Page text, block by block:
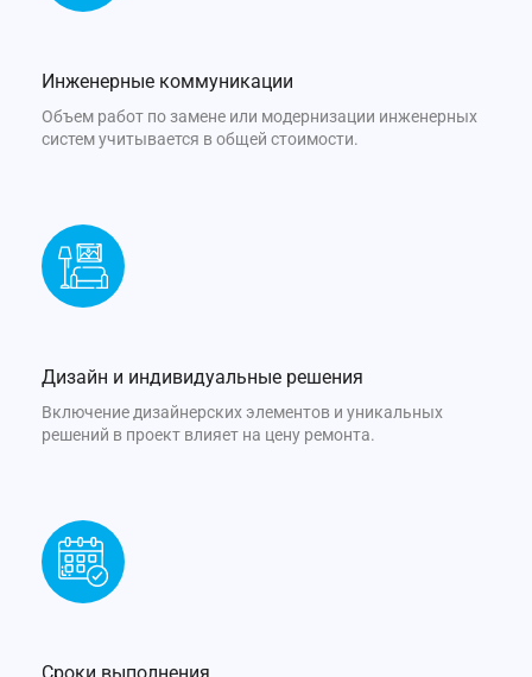
Инженерные коммуникации
Объем работ по замене или модернизации инженерных
систем учитывается в общей стоимости.
Дизайн и индивидуальные решения
Включение дизайнерских элементов и уникальных
решений в проект влияет на цену ремонта.